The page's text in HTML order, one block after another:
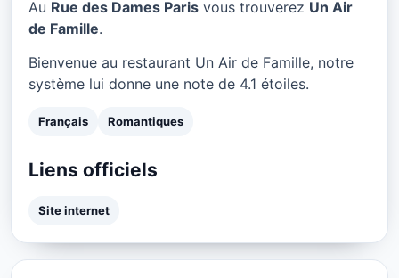
Au Rue des Dames Paris vous trouverez Un Air
de Famille.
Bienvenue au restaurant Un Air de Famille, notre
système lui donne une note de 4.1 étoiles.
Français Romantiques
Liens officiels
Site internet